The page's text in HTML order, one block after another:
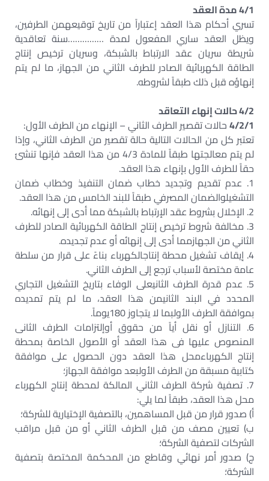
4/1 مدة العقد
تسري أحكام هذا العقد إعتباراً من تاريخ توقيعهمن الطرفين،
ويظل العقد ساري المفعول لمدة ……………سنة تعاقدية
شريطة سريان عقد الارتباط بالشبكة، وسريان ترخيص إنتاج
الطاقة الكهربائية الصادر للطرف الثاني من الجهاز، ما لم يتم
إنهاؤه قبل ذلك طبقاً لشروطه.
4/2 حالات إنهاء التعاقد
4/2/1حالات تقصير الطرف الثاني – الإنهاء من الطرف الأول:
تعتبر كل من الحالات التالية حالة تقصير من الطرف الثاني، وإذا
لم يتم معالجتها طبقاً للمادة 4/3 من هذا العقد فإنها تنشئ
حقاً للطرف الأول بإنهاء هذا العقد.
1. عدم تقديم وتجديد خطاب ضمان التنفيذ وخطاب ضمان
التشغيلوالضمان المصرفي طبقاً للبند الخامس من هذا العقد.
2. الإخلال بشروط عقد الإرتباط بالشبكة مما أدى إلى إنهائه.
3. مخالفة شروط ترخيص إنتاج الطاقة الكهربائية الصادر للطرف
الثاني من الجهازمما أدى إلى إنهائه أو عدم تجديده.
4. إيقاف تشغيل محطة إنتاجالكهرباء بناءً على قرار من سلطة
عامة مختصة لأسباب ترجع إلى الطرف الثاني.
5. عدم قدرة الطرف الثانيعلى الوفاء بتاريخ التشغيل التجاري
المحدد في البند الثانيمن هذا العقد، ما لم يتم تمديده
بموافقة الطرف الأولبما لا يتجاوز 180يوماً.
6. التنازل أو نقل أياً من حقوق أوإلتزامات الطرف الثانى
المنصوص عليها فى هذا العقد أو الأصول الخاصة بمحطة
إنتاج الكهرباءمحل هذا العقد دون الحصول على موافقة
كتابية مسبقة من الطرف الأولبعد موافقة الجهاز؛
7. تصفية شركة الطرف الثاني المالكة لمحطة إنتاج الكهرباء
محل هذا العقد، طبقاً لما يلي:
‌أ) صدور قرار من قبل المساهمين، بالتصفية الإختيارية للشركة؛
‌ب) تعيين مصف من قبل الطرف الثاني أو من قبل مراقب
الشركات لتصفية الشركة؛
‌ج) صدور أمر نهائي وقاطع من المحكمة المختصة بتصفية
الشركة؛